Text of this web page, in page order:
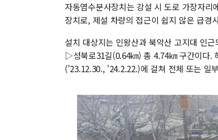
자동염수분사장치는 강설 시 도로 가장자
장치로, 제설 차량의 접근이 쉽지 않은 급경
설치 대상지는 인왕산과 북악산 고지대
▷성북로31길(0.64㎞) 총 4.74㎞ 구간이다.
('23.12.30., '24.2.22.)에 걸쳐 전체 또는 일